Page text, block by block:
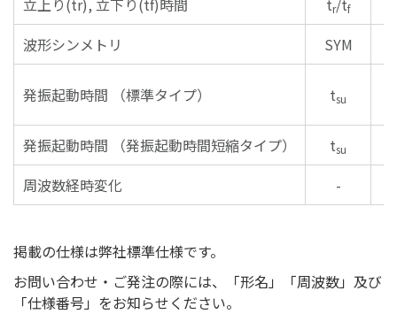
r f
波形シンメトリ SYM
発振起動時間 （標準タイプ） tsu
発振起動時間 （発振起動時間短縮タイプ） tsu
周波数経時変化 -
掲載の仕様は弊社標準仕様です。
お問い合わせ・ご発注の際には、「形名」「周波数」及び
「仕様番号」をお知らせください。